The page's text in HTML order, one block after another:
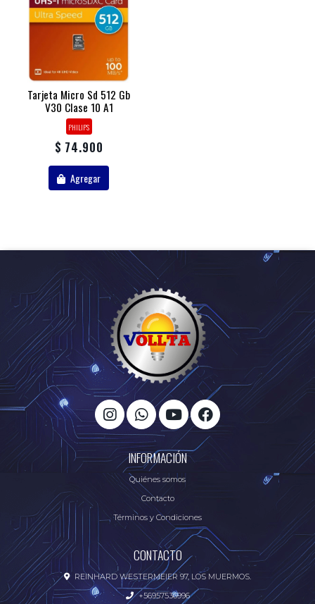
Tarjeta Micro Sd 512 Gb
V30 Clase 10 A1
PHILIPS
$ 74.900
Agregar
INFORMACIÓN
Quiénes somos
Contacto
Términos y Condiciones
CONTACTO
REINHARD WESTERMEIER 97, LOS MUERMOS.
+56957536996